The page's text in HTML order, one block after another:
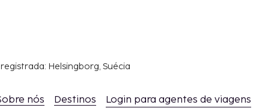
Helsingborg, Suécia
nós Destinos Login para agentes de viagens